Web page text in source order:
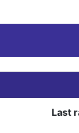
Last